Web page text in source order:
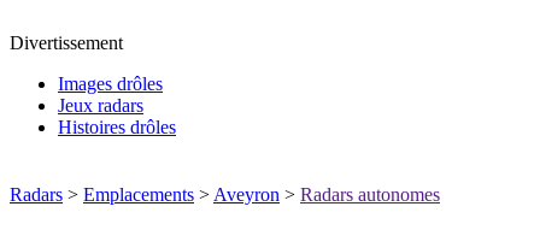
Divertissement
Images drôles
Jeux radars
Histoires drôles
Radars > Emplacements > Aveyron > Radars autonomes